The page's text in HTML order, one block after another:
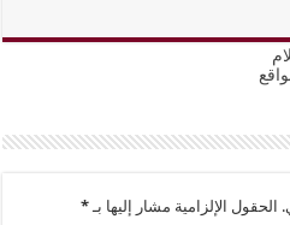
الحقول الإلزامية مشار إليها بـ*